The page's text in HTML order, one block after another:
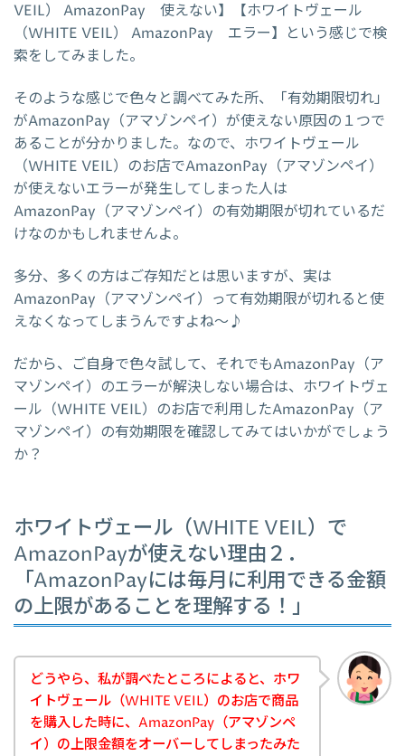
VEIL） AmazonPay 使えない】【ホワイトヴェール
（WHITE VEIL） AmazonPay エラー】という感じで検
索をしてみました。
そのような感じで色々と調べてみた所、「有効期限切れ」
がAmazonPay（アマゾンペイ）が使えない原因の１つで
あることが分かりました。なので、ホワイトヴェール
（WHITE VEIL）のお店でAmazonPay（アマゾンペイ）
が使えないエラーが発生してしまった人は
AmazonPay（アマゾンペイ）の有効期限が切れているだ
けなのかもしれませんよ。
多分、多くの方はご存知だとは思いますが、実は
AmazonPay（アマゾンペイ）って有効期限が切れると使
えなくなってしまうんですよね～♪
だから、ご自身で色々試して、それでもAmazonPay（ア
マゾンペイ）のエラーが解決しない場合は、ホワイトヴェ
ール（WHITE VEIL）のお店で利用したAmazonPay（ア
マゾンペイ）の有効期限を確認してみてはいかがでしょう
か？
ホワイトヴェール（WHITE VEIL）で
AmazonPayが使えない理由２．
「AmazonPayには毎月に利用できる金額
の上限があることを理解する！」
どうやら、私が調べたところによると、ホワ
イトヴェール（WHITE VEIL）のお店で商品
を購入した時に、AmazonPay（アマゾンペ
イ）の上限金額をオーバーしてしまったみた